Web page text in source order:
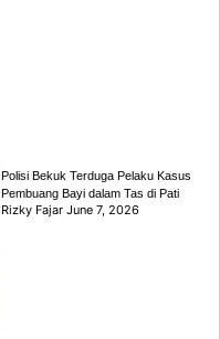
Polisi Bekuk Terduga Pelaku Kasus
Pembuang Bayi dalam Tas di Pati
Rizky FajarJune 7, 2026